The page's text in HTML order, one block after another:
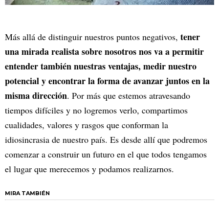
Más allá de distinguir nuestros puntos negativos, tener
una mirada realista sobre nosotros nos va a permitir
entender también nuestras ventajas, medir nuestro
potencial y encontrar la forma de avanzar juntos en la
misma dirección. Por más que estemos atravesando
tiempos difíciles y no logremos verlo, compartimos
cualidades, valores y rasgos que conforman la
idiosincrasia de nuestro país. Es desde allí que podremos
comenzar a construir un futuro en el que todos tengamos
el lugar que merecemos y podamos realizarnos.
MIRA TAMBIÉN